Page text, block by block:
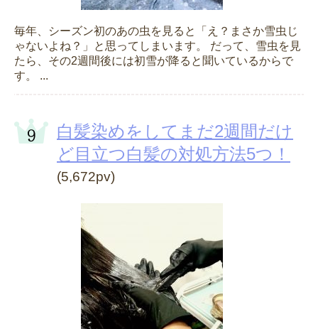
毎年、シーズン初のあの虫を見ると「え？まさか雪虫じ
ゃないよね？」と思ってしまいます。 だって、雪虫を見
たら、その2週間後には初雪が降ると聞いているからで
す。 ...
白髪染めをしてまだ2週間だけ
ど目立つ白髪の対処方法5つ！
(5,672pv)